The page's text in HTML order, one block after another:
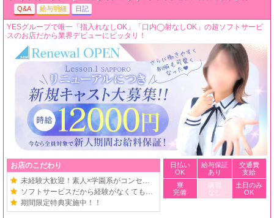
Q&A 給与明細 日記
YESグループで唯一「指入れなしOK」「口内◯射なしOK」の超ソフトサービ
スのお店だから業界デビューにピッタリ！
お店のこだわり
未経験大歓迎！素人×学園系がコンセプト☆
ソフトサービスだから経験がなくても安心☆
期間限定特典実施中！！
日払い
OK
給与保証
あり
交通費
支給
寮
完備
講習
なし
土日のみ
OK